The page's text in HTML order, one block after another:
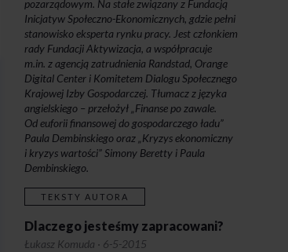
pozarządowym. Na stałe związany z Fundacją
Inicjatyw Społeczno-Ekonomicznych, gdzie pełni
stanowisko eksperta rynku pracy. Jest członkiem
rady Fundacji Aktywizacja, a współpracuje
m.in. z agencją zatrudnienia Randstad, Orange
Digital Center i Komitetem Dialogu Społecznego
Krajowej Izby Gospodarczej. Tłumacz z języka
angielskiego – przełożył „Finanse po zawale.
Od euforii finansowej do gospodarczego ładu”
Paula Dembinskiego oraz „Kryzys ekonomiczny
i kryzys wartości” Simony Beretty i Paula
Dembinskiego.
TEKSTY AUTORA
Dlaczego jesteśmy zapracowani?
Łukasz Komuda · 6-5-2015